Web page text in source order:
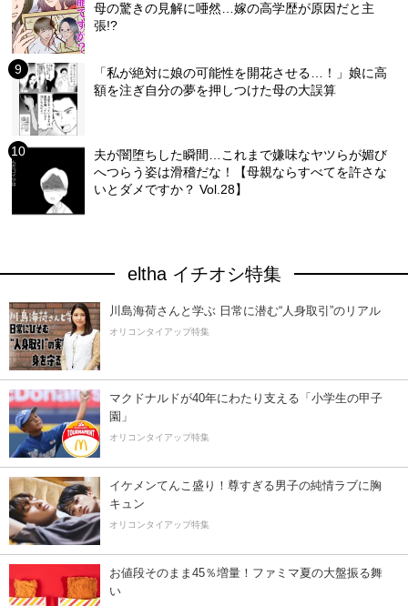
母の驚きの見解に唖然…嫁の高学歴が原因だと主
張!?
「私が絶対に娘の可能性を開花させる…！」娘に高
額を注ぎ自分の夢を押しつけた母の大誤算
夫が闇堕ちした瞬間…これまで嫌味なヤツらが媚び
へつらう姿は滑稽だな！【母親ならすべてを許さな
いとダメですか？ Vol.28】
eltha イチオシ特集
川島海荷さんと学ぶ 日常に潜む“人身取引”のリアル
オリコンタイアップ特集
マクドナルドが40年にわたり支える「小学生の甲子
園」
オリコンタイアップ特集
イケメンてんこ盛り！尊すぎる男子の純情ラブに胸
キュン
オリコンタイアップ特集
お値段そのまま45％増量！ファミマ夏の大盤振る舞
い